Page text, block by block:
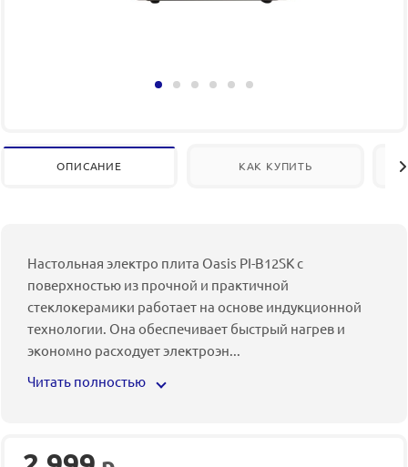
ОПИСАНИЕ КАК КУПИТЬ
Настольная электро плита Oasis PI-B12SK с
поверхностью из прочной и практичной
стеклокерамики работает на основе индукционной
технологии. Она обеспечивает быстрый нагрев и
экономно расходует электроэн...
Читать полностью